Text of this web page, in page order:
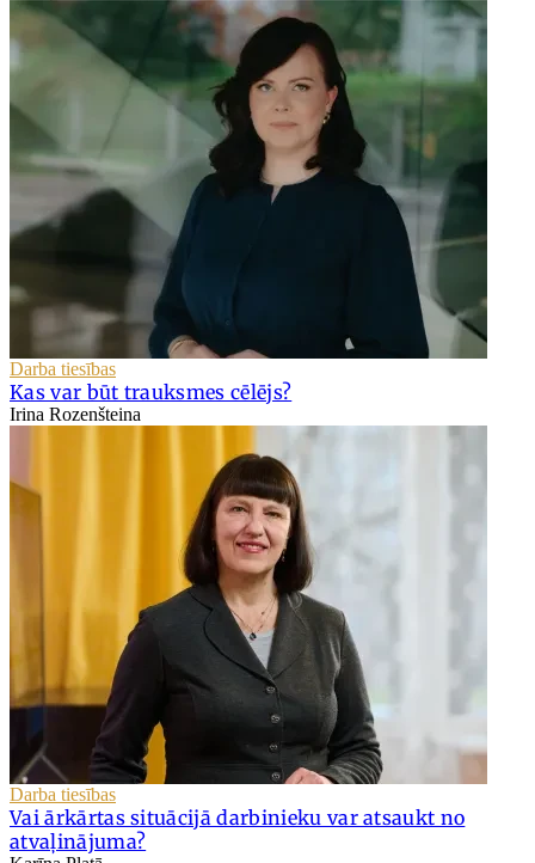
Darba tiesības
Kas var būt trauksmes cēlējs?
Irina Rozenšteina
Darba tiesības
Vai ārkārtas situācijā darbinieku var atsaukt no
atvaļinājuma?